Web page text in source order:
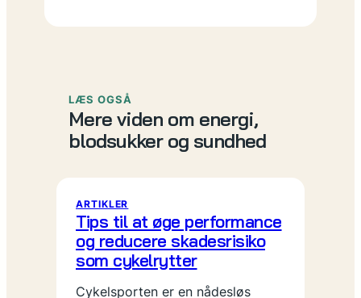
LÆS OGSÅ
Mere viden om energi,
blodsukker og sundhed
ARTIKLER
Tips til at øge performance
og reducere skadesrisiko
som cykelrytter
Cykelsporten er en nådesløs